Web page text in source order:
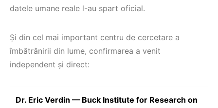
datele umane reale l-au spart oficial.
Şi din cel mai important centru de cercetare a
îmbătrânirii din lume, confirmarea a venit
independent şi direct:
Dr. Eric Verdin — Buck Institute for Research on